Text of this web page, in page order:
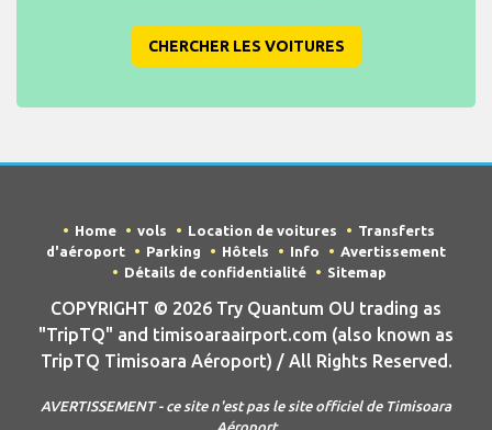
CHERCHER LES VOITURES
Home vols Location de voitures
Transferts
d'aéroport
Parking Hôtels Info
Avertissement
Détails de confidentialité
Sitemap
COPYRIGHT © 2026 Try Quantum OU trading as
"TripTQ" and timisoaraairport.com (also known as
TripTQ Timisoara Aéroport) / All Rights Reserved.
AVERTISSEMENT - ce site n'est pas le site officiel de Timisoara
Aéroport